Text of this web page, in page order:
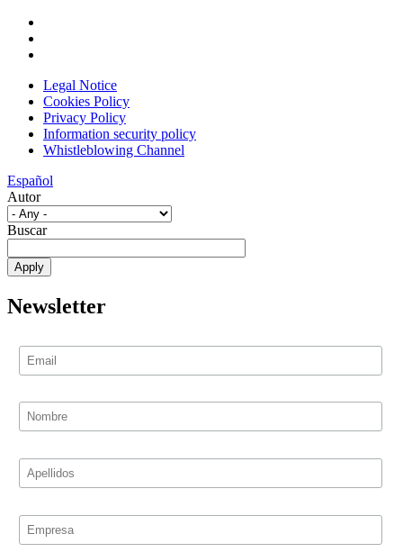
Legal Notice
Cookies Policy
Privacy Policy
Information security policy
Whistleblowing Channel
Español
Autor
Buscar
Newsletter